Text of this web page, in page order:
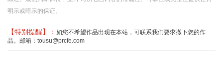
明示或暗示的保证。
【特别提醒】： 如您不希望作品出现在本站，可联系我们要求撤下您的作
品。邮箱：tousu@prcfe.com